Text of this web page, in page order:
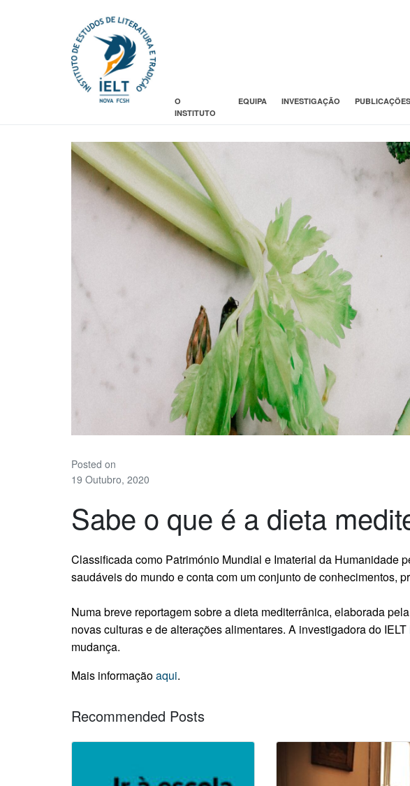
O
INSTITUTO
EQUIPA INVESTIGAÇÃO PUBLICAÇÕES
Posted on
19 Outubro, 2020
Sabe o que é a dieta
Classificada como Património Mundial e Imaterial da Humanidade
saudáveis do mundo e conta com um conjunto de conhecimentos,
Numa breve reportagem sobre a dieta mediterrânica, elaborada
novas culturas e de alterações alimentares. A investigadora do IELT
mudança.
Mais informaçãoaqui.
Recommended Posts